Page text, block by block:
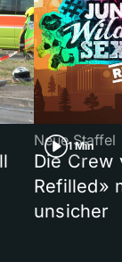
1 Min
Neue Staffel
Die Crew
Refilled»
unsicher